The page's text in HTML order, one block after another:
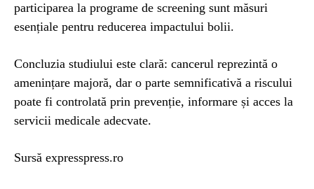
participarea la programe de screening sunt măsuri
esențiale pentru reducerea impactului bolii.
Concluzia studiului este clară: cancerul reprezintă o
amenințare majoră, dar o parte semnificativă a riscului
poate fi controlată prin prevenție, informare și acces la
servicii medicale adecvate.
Sursă expresspress.ro